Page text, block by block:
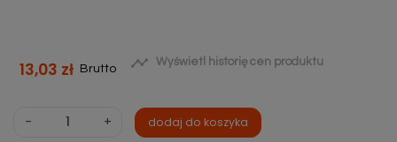
13,03 zł Brutto  Wyświetl historię cen produktu
- + dodaj do koszyka